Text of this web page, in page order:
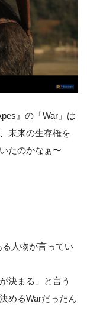
』の「War」は
未来の生存権を
たのかなぁ〜
人物が言ってい
決まる」と言う
めるWarだったん